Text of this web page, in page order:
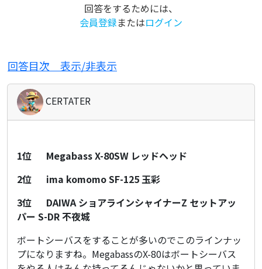
に
回答をするためには、
会員登録またはログイン
回答目次 表示/非表示
CERTATER
1位
Megabass X-80SW レッドヘッド
2位
ima komomo SF-125 玉彩
3位
DAIWA ショアラインシャイナーZ セットアッ
パー S-DR 不夜城
ボ
ー
ト
ボートシーバスをすることが多いのでこのラインナッ
プになりますね。MegabassのX-80はボートシーバス